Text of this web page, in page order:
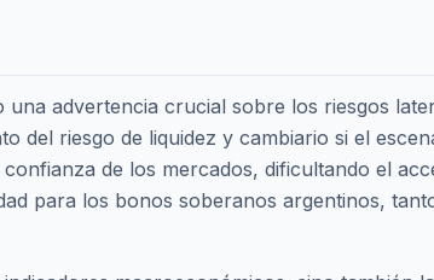
advertencia crucial sobre los riesgos
del riesgo de liquidez y cambiario si el
de los mercados, dificultando el
para los bonos soberanos argentinos,